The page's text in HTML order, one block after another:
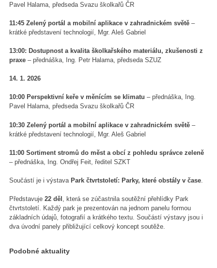
Pavel Halama, předseda Svazu školkařů ČR
11:45 Zelený portál a mobilní aplikace v zahradnickém světě –
krátké představení technologií, Mgr. Aleš Gabriel
13:00: Dostupnost a kvalita školkařského materiálu, zkušenosti z
praxe – přednáška, Ing. Petr Halama, předseda SZUZ
14. 1. 2026
10:00 Perspektivní keře v měnícím se klimatu – přednáška, Ing.
Pavel Halama, předseda Svazu školkařů ČR
10:30 Zelený portál a mobilní aplikace v zahradnickém světě –
krátké představení technologií, Mgr. Aleš Gabriel
11:00 Sortiment stromů do měst a obcí z pohledu správce zeleně
– přednáška, Ing. Ondřej Feit, ředitel SZKT
Součástí je i výstava Park čtvrtstoletí: Parky, které obstály v čase
Představuje22 děl , která se zúčastnila soutěžní přehlídky Park
čtvrtstoletí. Každý park je prezentován na jednom panelu formou
základních údajů, fotografií a krátkého textu. Součástí výstavy jsou i
dva úvodní panely přibližující celkový koncept soutěže.
Podobné aktuality